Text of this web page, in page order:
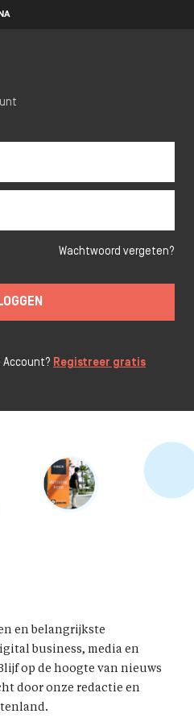
en belangrijkste
business, media en
op de hoogte van nieuws
door onze redactie en
Wachtwoord vergeten?
Account? Registreer gratis